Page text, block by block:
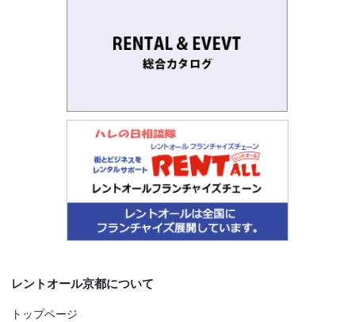
レントオール京都について
トップページ